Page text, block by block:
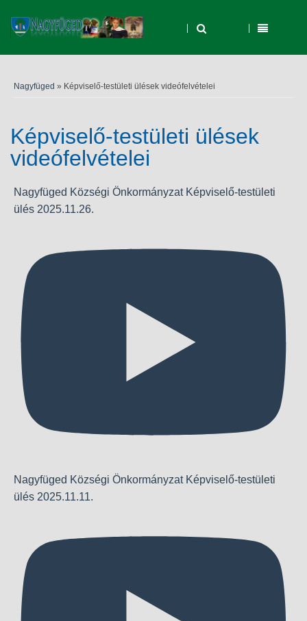
Nagyfüged » Képviselő-testületi ülések videófelvételei
Képviselő-testületi ülések
videófelvételei
Nagyfüged Községi Önkormányzat Képviselő-testületi
ülés 2025.11.26.
Nagyfüged Községi Önkormányzat Képviselő-testületi
ülés 2025.11.11.